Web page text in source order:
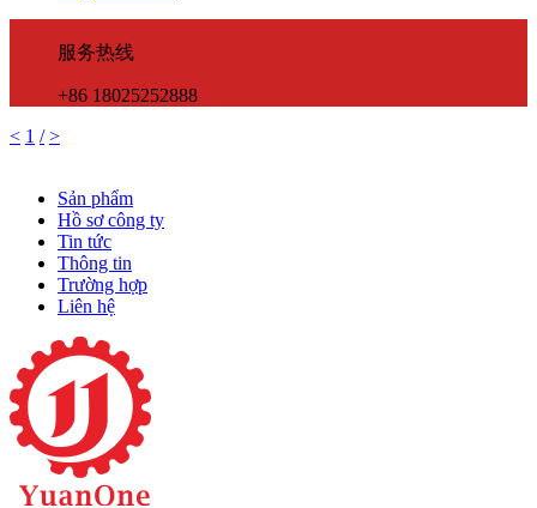
服务热线
+86 18025252888
< 1 / >
Sản phẩm
Hồ sơ công ty
Tin tức
Thông tin
Trường hợp
Liên hệ